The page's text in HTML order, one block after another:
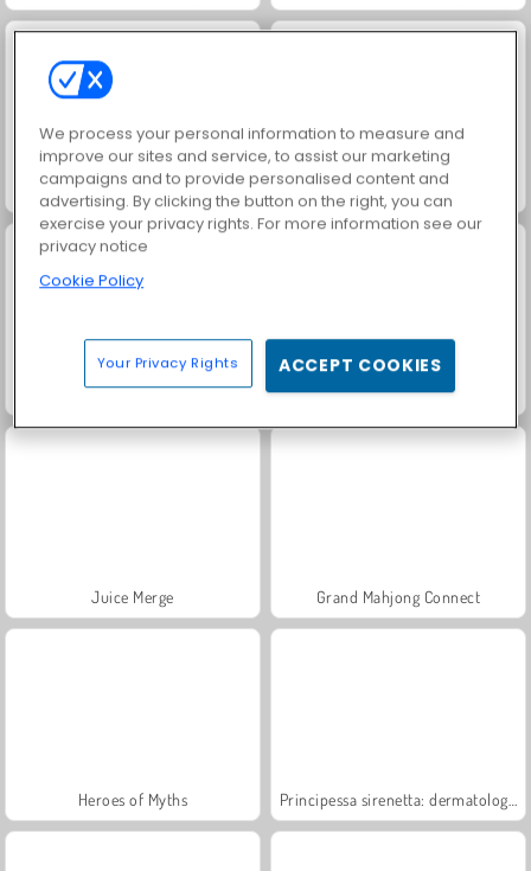
Farm Merge Valley Masha and the Bear: Meadows
Royal Story Scala 40
Juice Merge Grand Mahjong Connect
Heroes of Myths
We process your personal information to measure and
improve our sites and service, to assist our marketing
campaigns and to provide personalised content and
advertising. By clicking the button on the right, you can
exercise your privacy rights. For more information see our
privacy notice
Cookie Policy
Your Privacy Rights ACCEPT COOKIES